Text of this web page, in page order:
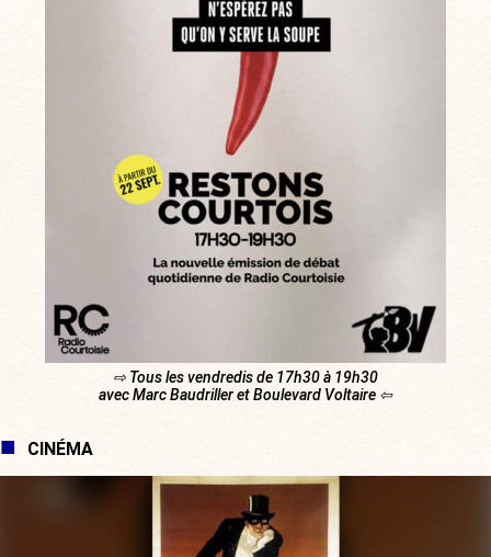
⇨ Tous les vendredis de 17h30 à 19h30
avec Marc Baudriller et Boulevard Voltaire ⇦
CINÉMA